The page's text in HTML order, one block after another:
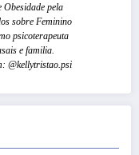
Obesidade pela
sobre Feminino
psicoterapeuta
e familia.
@kellytristao.psi